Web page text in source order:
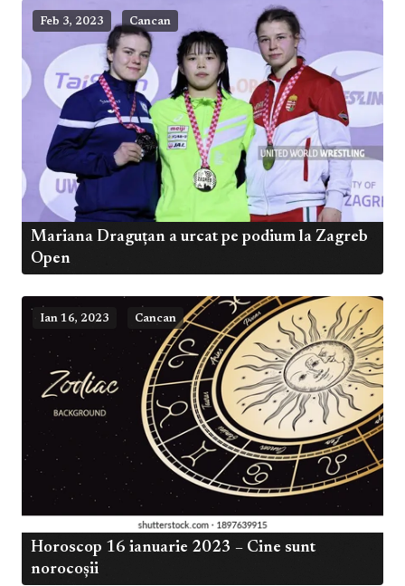
Feb 3, 2023 Cancan
Mariana Draguțan a urcat pe podium la Zagreb
Open
Ian 16, 2023 Cancan
Horoscop 16 ianuarie 2023 – Cine sunt
norocoșii